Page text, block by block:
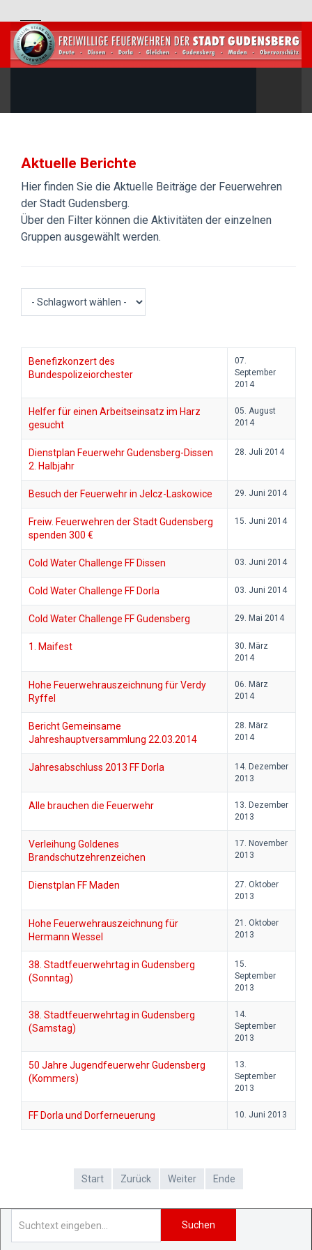
Aktuelle Berichte
Hier finden Sie die Aktuelle Beiträge der Feuerwehren
der Stadt Gudensberg.
Über den Filter können die Aktivitäten der einzelnen
Gruppen ausgewählt werden.
Benefizkonzert des
Bundespolizeiorchester
07.
September
2014
Helfer für einen Arbeitseinsatz im Harz
gesucht
05. August
2014
Dienstplan Feuerwehr Gudensberg-Dissen
2. Halbjahr
28. Juli 2014
Besuch der Feuerwehr in Jelcz-Laskowice 29. Juni 2014
Freiw. Feuerwehren der Stadt Gudensberg
spenden 300 €
15. Juni 2014
Cold Water Challenge FF Dissen 03. Juni 2014
Cold Water Challenge FF Dorla 03. Juni 2014
Cold Water Challenge FF Gudensberg 29. Mai 2014
1. Maifest
30. März
2014
Hohe Feuerwehrauszeichnung für Verdy
Ryffel
06. März
2014
Bericht Gemeinsame
Jahreshauptversammlung 22.03.2014
28. März
2014
Jahresabschluss 2013 FF Dorla
14. Dezember
2013
Alle brauchen die Feuerwehr
13. Dezember
2013
Verleihung Goldenes
Brandschutzehrenzeichen
17. November
2013
Dienstplan FF Maden
27. Oktober
2013
Hohe Feuerwehrauszeichnung für
Hermann Wessel
21. Oktober
2013
38. Stadtfeuerwehrtag in Gudensberg
(Sonntag)
15.
September
2013
38. Stadtfeuerwehrtag in Gudensberg
(Samstag)
14.
September
2013
50 Jahre Jugendfeuerwehr Gudensberg
(Kommers)
13.
September
2013
FF Dorla und Dorferneuerung 10. Juni 2013
Start Zurück Weiter Ende
Suchen